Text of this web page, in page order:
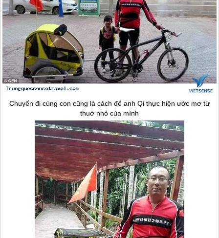
Chuyến đi cùng con cũng là cách để anh Qi thực hiện ước mơ từ
thuở nhỏ của mình